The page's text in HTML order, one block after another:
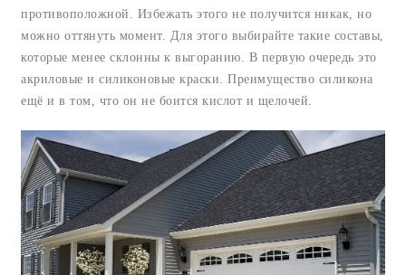
противоположной. Избежать этого не получится никак, но
можно оттянуть момент. Для этого выбирайте такие составы,
которые менее склонны к выгоранию. В первую очередь это
акриловые и силиконовые краски. Преимущество силикона
ещё и в том, что он не боится кислот и щелочей.